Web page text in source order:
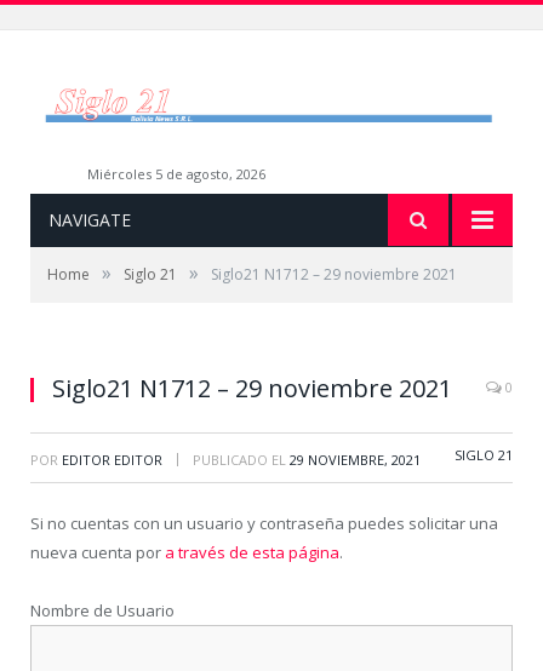
miércoles 5 de agosto, 2026
NAVIGATE
Home » Siglo 21 » Siglo21 N1712 – 29 noviembre 2021
Siglo21 N1712 – 29 noviembre 2021 0
POR EDITOR EDITOR | PUBLICADO EL 29 NOVIEMBRE, 2021 SIGLO 21
Si no cuentas con un usuario y contraseña puedes solicitar una
nueva cuenta por a través de esta página.
Nombre de Usuario